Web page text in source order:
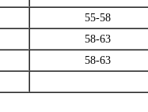
55-58
58-63
58-63